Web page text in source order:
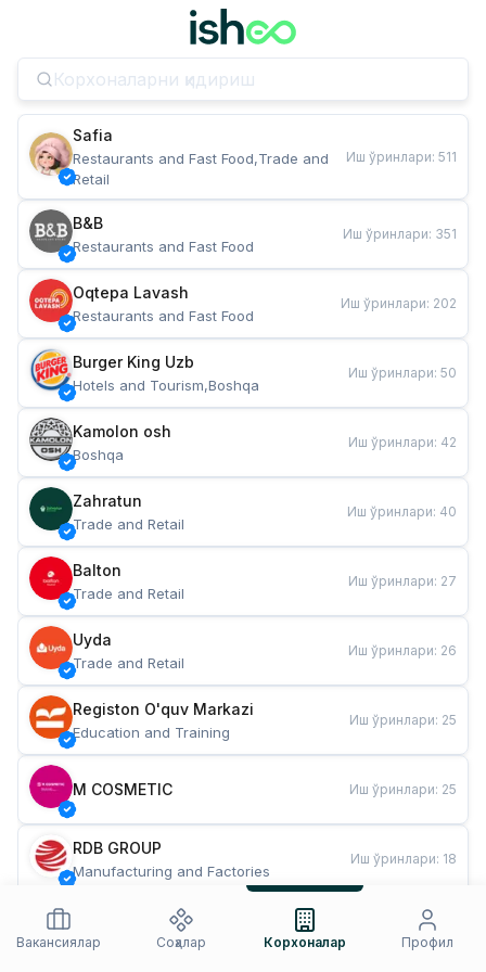
Safia
Restaurants and Fast Food,Trade and
Retail
Иш ўринлари: 511
B&B
Restaurants and Fast Food
Иш ўринлари: 351
Oqtepa Lavash
Restaurants and Fast Food
Иш ўринлари: 202
Burger King Uzb
Hotels and Tourism,Boshqa
Иш ўринлари: 50
Kamolon osh
Boshqa
Иш ўринлари: 42
Zahratun
Trade and Retail
Иш ўринлари: 40
Balton
Trade and Retail
Иш ўринлари: 27
Uyda
Trade and Retail
Иш ўринлари: 26
Registon O'quv Markazi
Education and Training
Иш ўринлари: 25
M COSMETIC Иш ўринлари: 25
RDB GROUP
Manufacturing and Factories
Иш ўринлари: 18
Restaurants and Fast Food
Иш ўринлари
Вакансиялар
Соҳалар Корхоналар Профил